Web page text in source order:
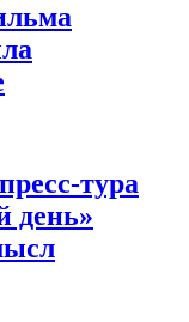
тура
день»